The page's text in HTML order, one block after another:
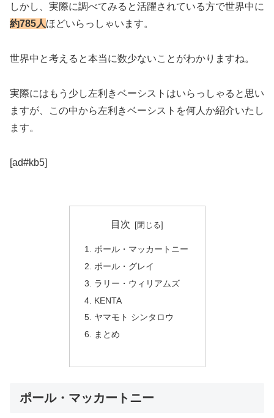
しかし、実際に調べてみると活躍されている方で世界中に
約785人ほどいらっしゃいます。
世界中と考えると本当に数少ないことがわかりますね。
実際にはもう少し左利きベーシストはいらっしゃると思い
ますが、この中から左利きベーシストを何人か紹介いたし
ます。
[ad#kb5]
目次
ポール・マッカートニー
ポール・グレイ
ラリー・ウィリアムズ
KENTA
ヤマモト シンタロウ
まとめ
ポール・マッカートニー